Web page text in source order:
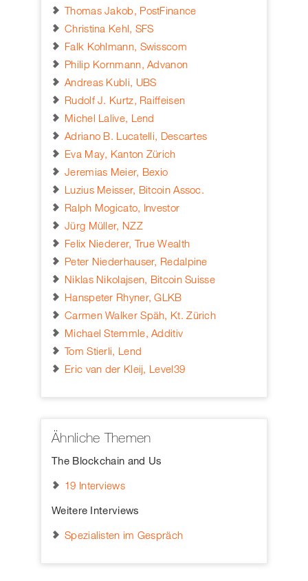
Thomas Jakob, PostFinance
Christina Kehl, SFS
Falk Kohlmann, Swisscom
Philip Kornmann, Advanon
Andreas Kubli, UBS
Rudolf J. Kurtz, Raiffeisen
Michel Lalive, Lend
Adriano B. Lucatelli, Descartes
Eva May, Kanton Zürich
Jeremias Meier, Bexio
Luzius Meisser, Bitcoin Assoc.
Ralph Mogicato, Investor
Jürg Müller, NZZ
Felix Niederer, True Wealth
Peter Niederhauser, Redalpine
Niklas Nikolajsen, Bitcoin Suisse
Hanspeter Rhyner, GLKB
Carmen Walker Späh, Kt. Zürich
Michael Stemmle, Additiv
Tom Stierli, Lend
Eric van der Kleij, Level39
Ähnliche Themen
The Blockchain and Us
19 Interviews
Weitere Interviews
Spezialisten im Gespräch